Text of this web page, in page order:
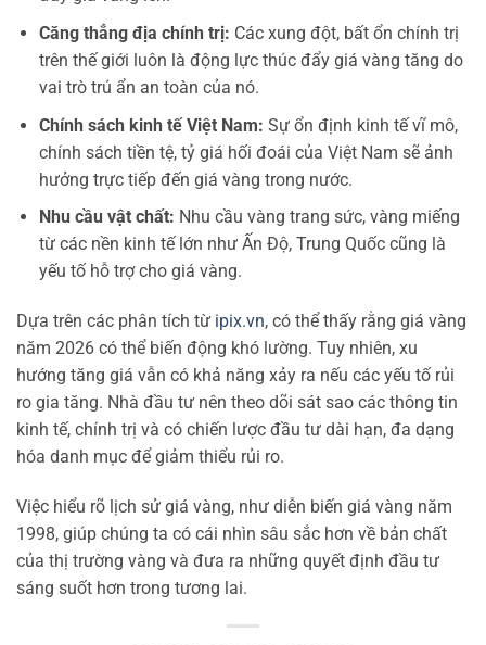
Căng thẳng địa chính trị: Các xung đột, bất ổn chính trị
trên thế giới luôn là động lực thúc đẩy giá vàng tăng do
vai trò trú ẩn an toàn của nó.
Chính sách kinh tế Việt Nam: Sự ổn định kinh tế vĩ mô,
chính sách tiền tệ, tỷ giá hối đoái của Việt Nam sẽ ảnh
hưởng trực tiếp đến giá vàng trong nước.
Nhu cầu vật chất: Nhu cầu vàng trang sức, vàng miếng
từ các nền kinh tế lớn như Ấn Độ, Trung Quốc cũng là
yếu tố hỗ trợ cho giá vàng.
Dựa trên các phân tích từ ipix.vn, có thể thấy rằng giá vàng
năm 2026 có thể biến động khó lường. Tuy nhiên, xu
hướng tăng giá vẫn có khả năng xảy ra nếu các yếu tố rủi
ro gia tăng. Nhà đầu tư nên theo dõi sát sao các thông tin
kinh tế, chính trị và có chiến lược đầu tư dài hạn, đa dạng
hóa danh mục để giảm thiểu rủi ro.
Việc hiểu rõ lịch sử giá vàng, như diễn biến giá vàng năm
1998, giúp chúng ta có cái nhìn sâu sắc hơn về bản chất
của thị trường vàng và đưa ra những quyết định đầu tư
sáng suốt hơn trong tương lai.